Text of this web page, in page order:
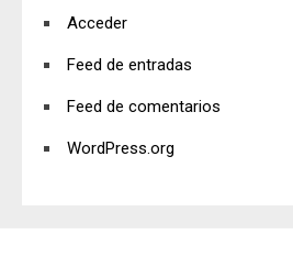
Acceder
Feed de entradas
Feed de comentarios
WordPress.org